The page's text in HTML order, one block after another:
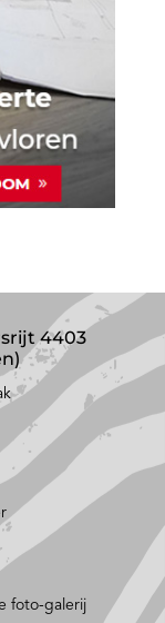
4403
foto-galerij